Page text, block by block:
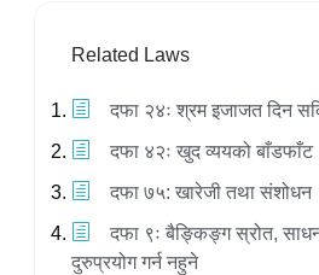
Related Laws
दफा २४ः श्रम इजाजत दिन
दफा ४२ः खुद व्ययको बाँडफाँट
दफा ७५: खारेजी तथा संशोधन
दफा ९ः बैङ्किङ्ग स्रोत, साधन
दुरुप्रयोग गर्न नहुने